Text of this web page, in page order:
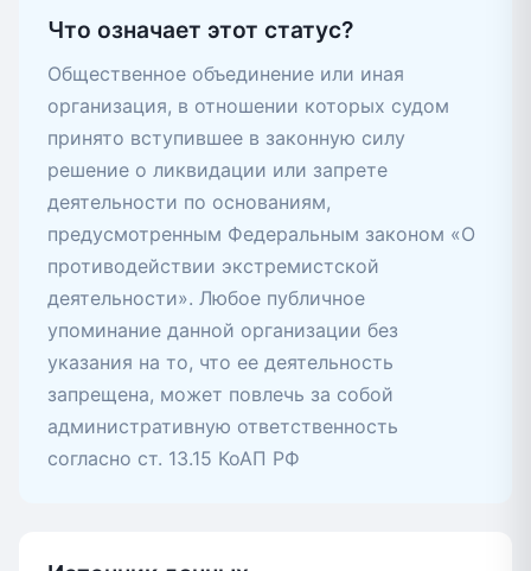
Что означает этот статус?
Общественное объединение или иная
организация, в отношении которых судом
принято вступившее в законную силу
решение о ликвидации или запрете
деятельности по основаниям,
предусмотренным Федеральным законом «О
противодействии экстремистской
деятельности». Любое публичное
упоминание данной организации без
указания на то, что ее деятельность
запрещена, может повлечь за собой
административную ответственность
согласно ст. 13.15 КоАП РФ